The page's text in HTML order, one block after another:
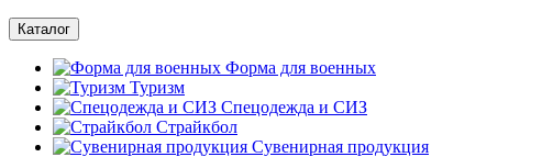
Каталог
Форма для военных
Туризм
Спецодежда и СИЗ
Страйкбол
Сувенирная продукция